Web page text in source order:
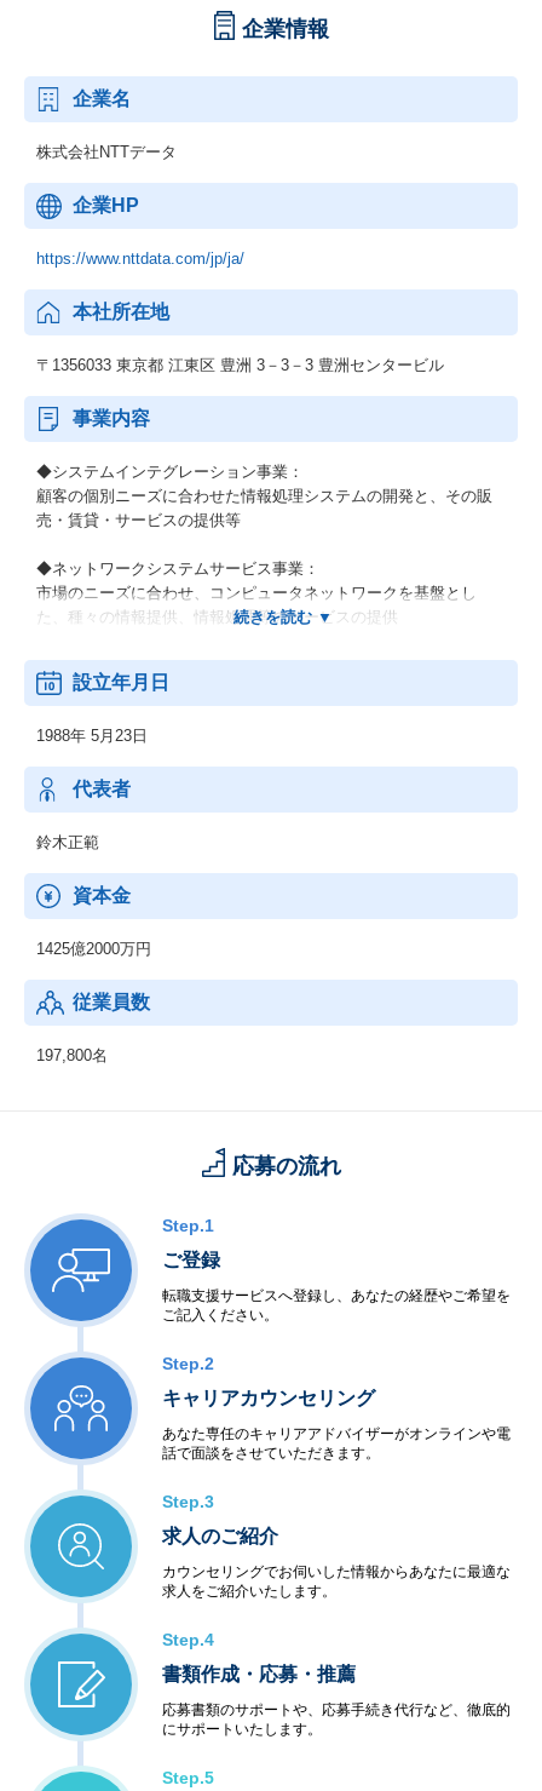
企業情報
企業名
株式会社NTTデータ
企業HP
https://www.nttdata.com/jp/ja/
本社所在地
〒1356033 東京都 江東区 豊洲 3－3－3 豊洲センタービル
事業内容
◆システムインテグレーション事業：
顧客の個別ニーズに合わせた情報処理システムの開発と、その販
売・賃貸・サービスの提供等
◆ネットワークシステムサービス事業：
市場のニーズに合わせ、コンピュータネットワークを基盤とし
た、種々の情報提供、情報処理等のサービスの提供
◆その他の事業：
顧客の経営上の問題点に係わる調査・分析、情報処理システムの
設立年月日
1988年 5月23日
代表者
鈴木正範
資本金
1425億2000万円
従業員数
197,800名
応募の流れ
Step.1
ご登録
転職支援サービスへ登録し、あなたの経歴やご希望を
ご記入ください。
Step.2
キャリアカウンセリング
あなた専任のキャリアアドバイザーがオンラインや電
話で面談をさせていただきます。
Step.3
求人のご紹介
カウンセリングでお伺いした情報からあなたに最適な
求人をご紹介いたします。
Step.4
書類作成・応募・推薦
応募書類のサポートや、応募手続き代行など、徹底的
にサポートいたします。
Step.5